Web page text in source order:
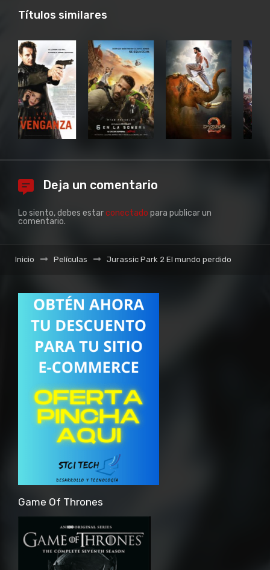
Títulos similares
Deja un comentario
Lo siento, debes estarconectado para publicar un
comentario.
Inicio Películas Jurassic Park 2 El mundo perdido
Game Of Thrones